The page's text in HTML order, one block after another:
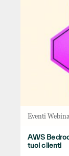
Eventi
AWS
tuoi clienti